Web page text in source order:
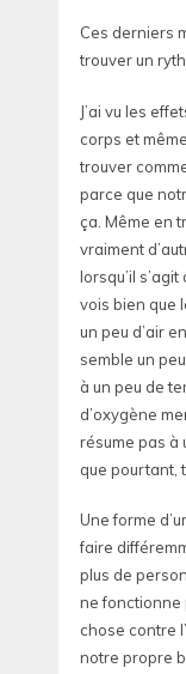
Ces derniers
trouver un
J’ai vu les
corps et
trouver
parce que
ça. Même en
vraiment
lorsqu’il
vois bien que
un peu d’air
semble un
à un peu de
d’oxygène
résume pas à
que pourtant,
Une forme
faire
plus de
ne fonctionne
chose contre
notre propre